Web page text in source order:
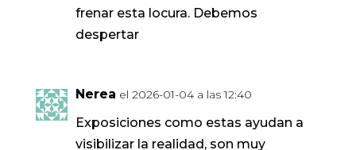
frenar esta locura. Debemos
despertar
Nerea el 2026-01-04 a las 12:40
Exposiciones como estas ayudan a
visibilizar la realidad, son muy